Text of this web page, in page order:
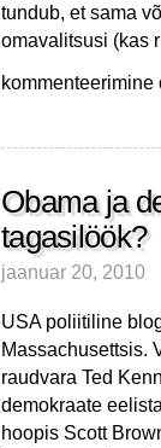
tundub, et sama
omavalitsusi (kas
Kaks
ehk
ja
arstiabist
Obama ja
tagasilöök?
jaanuar 20, 2010
USA poliitiline
Massachusettsis.
raudvara Ted
demokraate
hoopis Scott